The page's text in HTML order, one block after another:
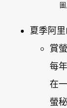
夏季阿里
賞
每
在
螢